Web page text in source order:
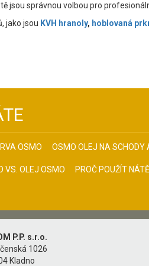
jsou správnou volbou pro
jako jsou KVH hranoly, hoblovaná
OSMO OSMO OLEJ NA SCHODY
VS. OLEJ OSMO PROČ POUŽÍT
P.P. s.r.o.
1026
Kladno